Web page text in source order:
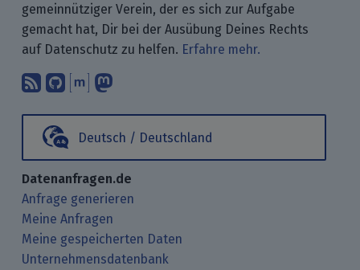
gemeinnütziger Verein, der es sich zur Aufgabe
gemacht hat, Dir bei der Ausübung Deines Rechts
auf Datenschutz zu helfen. Erfahre mehr.
Abonniere unsere Blogbeiträge mit
Finde uns bei GitHub.
Unterhalte Dich mit uns über
Deutsch / Deutschland
Datenanfragen.de
Anfrage generieren
Meine Anfragen
Meine gespeicherten Daten
Unternehmensdatenbank